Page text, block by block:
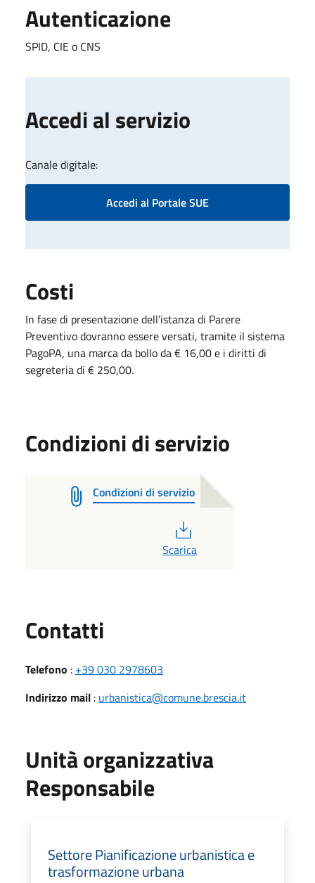
Autenticazione
SPID, CIE o CNS
Accedi al servizio
Canale digitale:
Accedi al Portale SUE
Costi
In fase di presentazione dell’istanza di Parere
Preventivo dovranno essere versati, tramite il sistema
PagoPA, una marca da bollo da € 16,00 e i diritti di
segreteria di € 250,00.
Condizioni di servizio
Condizioni di servizio
Scarica
Contatti
Telefono : +39 030 2978603
Indirizzo mail : urbanistica@comune.brescia.it
Unità organizzativa
Responsabile
Settore Pianificazione urbanistica e
trasformazione urbana